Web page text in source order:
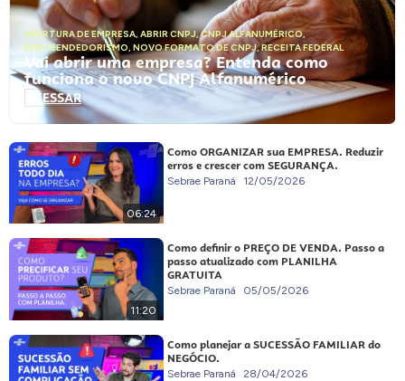
ABERTURA DE EMPRESA, ABRIR CNPJ,CNPJ ALFANUMÉRICO,
EMPREENDEDORISMO, NOVO FORMATO DE CNPJ,RECEITA FEDERAL
Vai abrir uma empresa? Entenda como
funciona o novo CNPJ Alfanumérico
ACESSAR
06:24
Como ORGANIZAR sua EMPRESA. Reduzir
erros e crescer com SEGURANÇA.
Sebrae Paraná 12/05/2026
11:20
Como definir o PREÇO DE VENDA. Passo a
passo atualizado com PLANILHA
GRATUITA
Sebrae Paraná 05/05/2026
Como planejar a SUCESSÃO FAMILIAR do
NEGÓCIO.
Sebrae Paraná 28/04/2026